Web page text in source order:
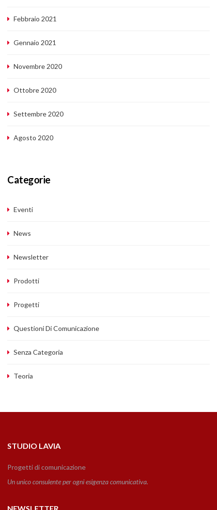
Febbraio 2021
Gennaio 2021
Novembre 2020
Ottobre 2020
Settembre 2020
Agosto 2020
Categorie
Eventi
News
Newsletter
Prodotti
Progetti
Questioni Di Comunicazione
Senza Categoria
Teoria
STUDIO LAVIA
Progetti di comunicazione
Un unico consulente per ogni esigenza comunicativa.